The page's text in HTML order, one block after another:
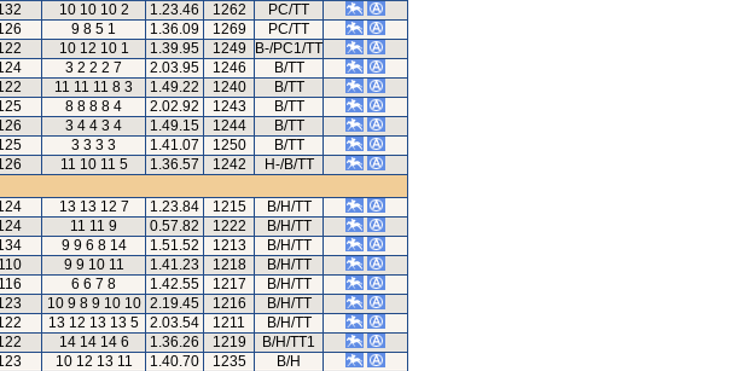
10 10 10 2 1.23.46 1262
PC/TT
9 8 5 1 1.36.09 1269
PC/TT
10 12 10 1 1.39.95 1249
B-/PC1/TT
3 2 2 2 7 2.03.95 1246
B/TT
11 11 11 8 3 1.49.22 1240
B/TT
8 8 8 8 4 2.02.92 1243
B/TT
3 4 4 3 4 1.49.15 1244
B/TT
3 3 3 3 1.41.07 1250
B/TT
11 10 11 5 1.36.57 1242
H-/B/TT
13 13 12 7 1.23.84 1215
B/H/TT
11 11 9 0.57.82 1222
B/H/TT
9 9 6 8 14 1.51.52 1213
B/H/TT
110 9 9 10 11 1.41.23 1218
B/H/TT
116 6 6 7 8 1.42.55 1217
B/H/TT
10 9 8 9 10 10 2.19.45 1216
B/H/TT
13 12 13 13 5 2.03.54 1211
B/H/TT
14 14 14 6 1.36.26 1219
B/H/TT1
10 12 13 11 1.40.70 1235
B/H